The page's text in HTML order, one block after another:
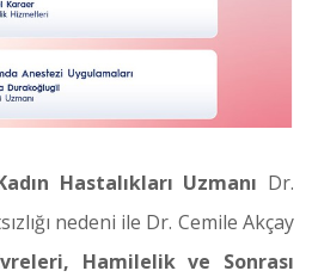
Hastalıkları Uzmanı Dr.
nedeni ile Dr. Cemile Akçay
Hamilelik ve Sonrası